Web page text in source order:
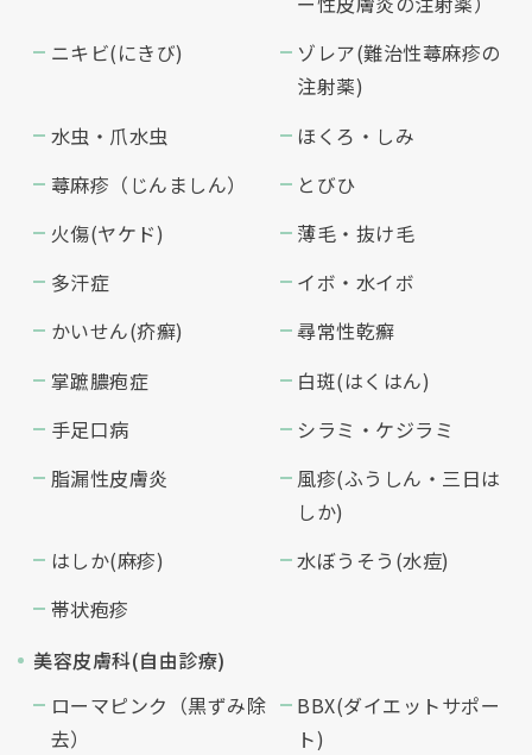
ニキビ(にきび)
ゾレア(難治性蕁麻疹の
注射薬)
水虫・爪水虫
ほくろ・しみ
蕁麻疹（じんましん）
とびひ
火傷(ヤケド)
薄毛・抜け毛
多汗症
イボ・水イボ
かいせん(疥癬)
尋常性乾癬
掌蹠膿疱症
白斑(はくはん)
手足口病
シラミ・ケジラミ
脂漏性皮膚炎
風疹(ふうしん・三日は
しか)
はしか(麻疹)
水ぼうそう(水痘)
帯状疱疹
美容皮膚科(自由診療)
ローマピンク（黒ずみ除
去）
BBX(ダイエットサポー
ト)